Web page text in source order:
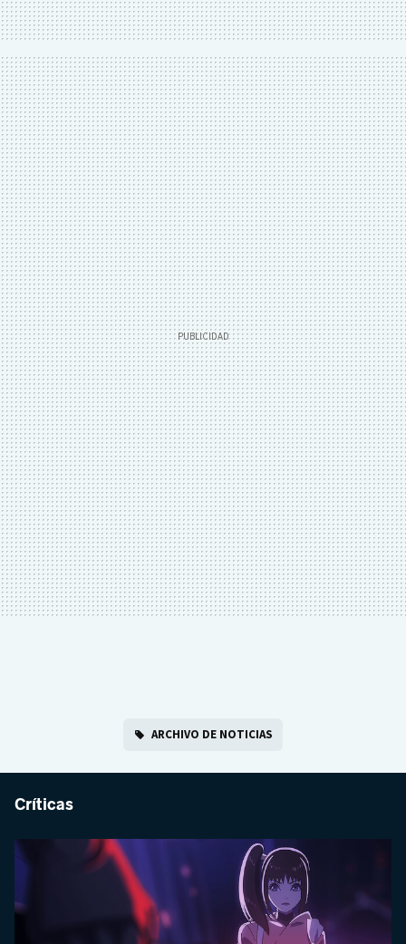
ARCHIVO DE NOTICIAS
Críticas